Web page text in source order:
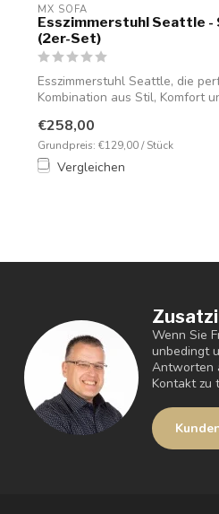
MX SOFA
Esszimmerstuhl Seattle -
(2er-Set)
Esszimmerstuhl Seattle, die
Kombination aus Stil, Komfort
€258,00
Grundpreis: €129,00 / Stück
Vergleichen
Wenn Sie
unbedingt
Antworten
Kontakt zu